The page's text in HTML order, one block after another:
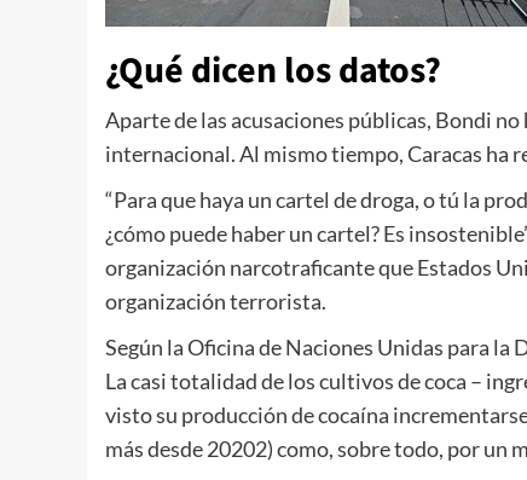
¿Qué dicen los datos?
Aparte de las acusaciones públicas, Bondi
internacional. Al mismo tiempo, Caracas ha
“Para que haya un cartel de droga, o tú la
¿cómo puede haber un cartel? Es
organización narcotraficante que Estados
organización terrorista.
Según la Oficina de Naciones Unidas para la
La casi totalidad de los cultivos de coca –
visto su producción de cocaína
más desde 20202) como, sobre todo, por